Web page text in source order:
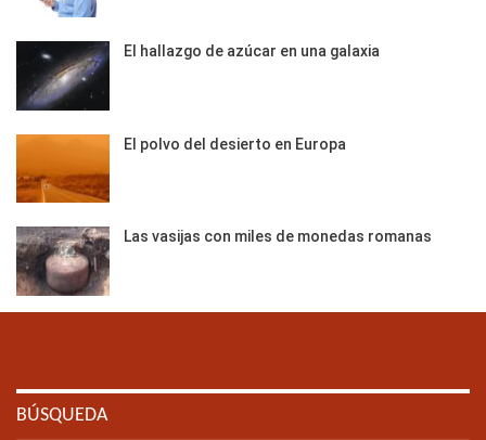
El hallazgo de azúcar en una galaxia
El polvo del desierto en Europa
Las vasijas con miles de monedas romanas
BÚSQUEDA